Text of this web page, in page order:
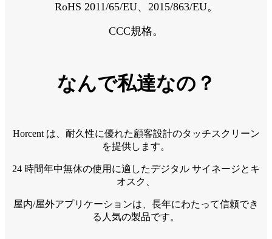
RoHS 2011/65/EU、2015/863/EU。
CCC規格。
なんで私達なの？
Horcent は、耐久性に優れた顧客設計のタッチスクリーン
を提供します。
24 時間年中無休の使用に適したデジタル サイネージとキ
オスク、
屋内/屋外アプリケーションは、長年にわたって信頼でき
る人気の製品です。